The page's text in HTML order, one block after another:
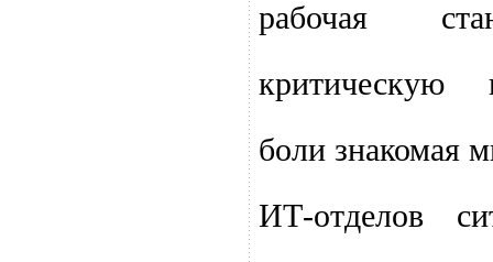
рабочая
боли знакомая
ИТ-отделов